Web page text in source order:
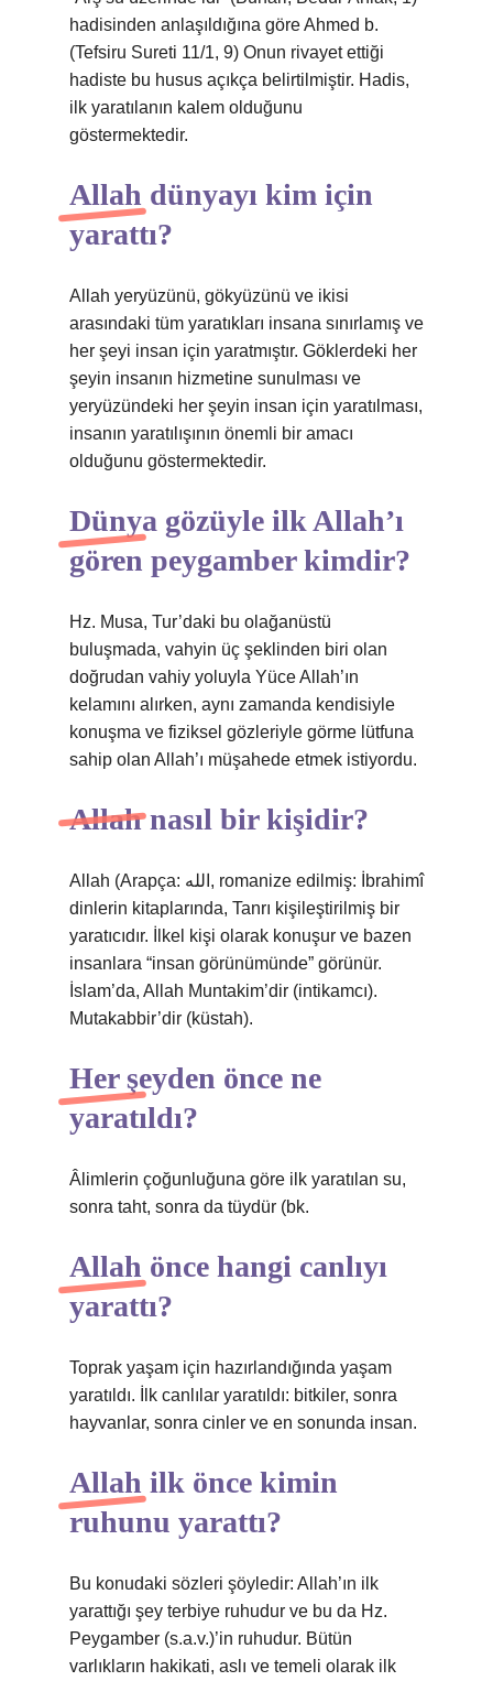
hadisinden anlaşıldığına göre Ahmed b.
(Tefsiru Sureti 11/1, 9) Onun rivayet ettiği
hadiste bu husus açıkça belirtilmiştir. Hadis,
ilk yaratılanın kalem olduğunu
göstermektedir.
Allah dünyayı kim için
yarattı?
Allah yeryüzünü, gökyüzünü ve ikisi
arasındaki tüm yaratıkları insana sınırlamış ve
her şeyi insan için yaratmıştır. Göklerdeki her
şeyin insanın hizmetine sunulması ve
yeryüzündeki her şeyin insan için yaratılması,
insanın yaratılışının önemli bir amacı
olduğunu göstermektedir.
Dünya gözüyle ilk Allah’ı
gören peygamber kimdir?
Hz. Musa, Tur’daki bu olağanüstü
buluşmada, vahyin üç şeklinden biri olan
doğrudan vahiy yoluyla Yüce Allah’ın
kelamını alırken, aynı zamanda kendisiyle
konuşma ve fiziksel gözleriyle görme lütfuna
sahip olan Allah’ı müşahede etmek istiyordu.
Allah nasıl bir kişidir?
Allah (Arapça: الله, romanize edilmiş: İbrahimî
dinlerin kitaplarında, Tanrı kişileştirilmiş bir
yaratıcıdır. İlkel kişi olarak konuşur ve bazen
insanlara “insan görünümünde” görünür.
İslam’da, Allah Muntakim’dir (intikamcı).
Mutakabbir’dir (küstah).
Her şeyden önce ne
yaratıldı?
Âlimlerin çoğunluğuna göre ilk yaratılan su,
sonra taht, sonra da tüydür (bk.
Allah önce hangi canlıyı
yarattı?
Toprak yaşam için hazırlandığında yaşam
yaratıldı. İlk canlılar yaratıldı: bitkiler, sonra
hayvanlar, sonra cinler ve en sonunda insan.
Allah ilk önce kimin
ruhunu yarattı?
Bu konudaki sözleri şöyledir: Allah’ın ilk
yarattığı şey terbiye ruhudur ve bu da Hz.
Peygamber (s.a.v.)’in ruhudur. Bütün
varlıkların hakikati, aslı ve temeli olarak ilk